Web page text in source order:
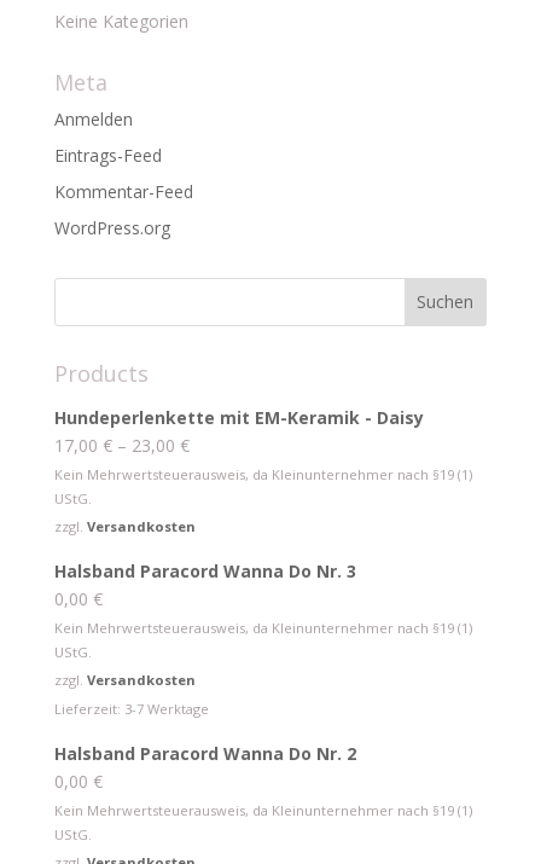
Keine Kategorien
Meta
Anmelden
Eintrags-Feed
Kommentar-Feed
WordPress.org
Products
Hundeperlenkette mit EM-Keramik - Daisy
17,00 €– 23,00 €
Kein Mehrwertsteuerausweis, da Kleinunternehmer nach §19 (1)
UStG.
zzgl. Versandkosten
Halsband Paracord Wanna Do Nr. 3
0,00 €
Kein Mehrwertsteuerausweis, da Kleinunternehmer nach §19 (1)
UStG.
zzgl. Versandkosten
Lieferzeit: 3-7 Werktage
Halsband Paracord Wanna Do Nr. 2
0,00 €
Kein Mehrwertsteuerausweis, da Kleinunternehmer nach §19 (1)
UStG.